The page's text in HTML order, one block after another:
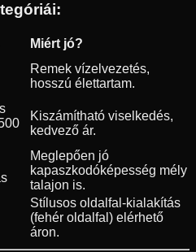
Miért jó?
Remek vízelvezetés,
hosszú élettartam.
Kiszámítható viselkedés,
kedvező ár.
Meglepően jó
kapaszkodóképesség mély
talajon is.
Stílusos oldalfal-kialakítás
(fehér oldalfal) elérhető
áron.